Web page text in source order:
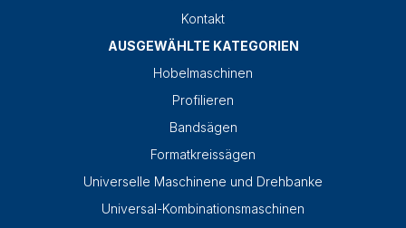
Kontakt
AUSGEWÄHLTE KATEGORIEN
Hobelmaschinen
Profilieren
Bandsägen
Formatkreissägen
Universelle Maschinene und Drehbanke
Universal-Kombinationsmaschinen